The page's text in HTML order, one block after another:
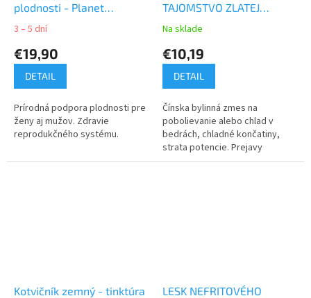
plodnosti - Planet
Ayurveda 60 ks
3 – 5 dní
€19,90
DETAIL
Prírodná podpora plodnosti pre
ženy aj mužov. Zdravie
reprodukčného systému.
TAJOMSTVO ZLATEJ
SKRINKY
Na sklade
€10,19
DETAIL
Čínska bylinná zmes na
pobolievanie alebo chlad v
bedrách, chladné končatiny,
strata potencie. Prejavy
starnutia.
Kotvičník zemný - tinktúra
LESK NEFRITOVÉHO